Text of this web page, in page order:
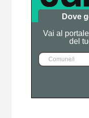
Dove
Vai al
del